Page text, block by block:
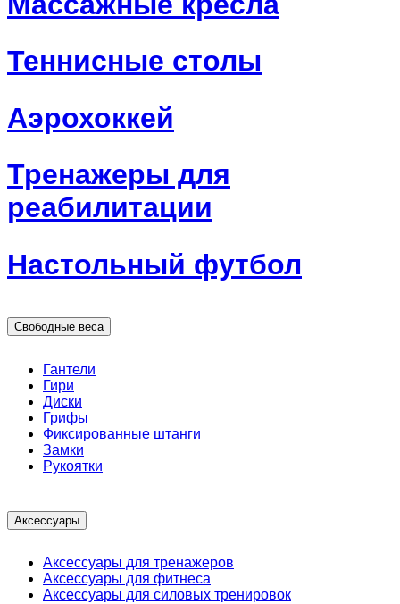
Теннисные столы
Аэрохоккей
Тренажеры для
реабилитации
Настольный футбол
Свободные веса
Гантели
Гири
Диски
Грифы
Фиксированные штанги
Замки
Рукоятки
Аксессуары
Аксессуары для тренажеров
Аксессуары для фитнеса
Аксессуары для силовых тренировок